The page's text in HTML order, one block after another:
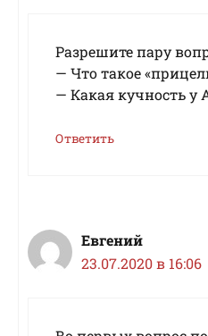
Разрешите пару
— Что такое
— Какая кучность у
Ответить
Евгений
23.07.2020 в 16:06